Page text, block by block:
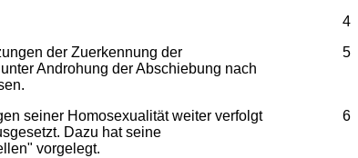
4
5
der Zuerkennung der
Androhung der Abschiebung nach
6
seiner Homosexualität weiter verfolgt
Dazu hat seine
vorgelegt.